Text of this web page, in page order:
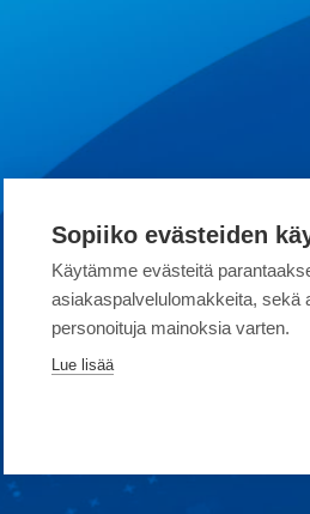
Sopiiko evästeiden
Käytämme evästeitä
asiakaspalvelulomakkeita, sekä
personoituja mainoksia varten.
Lue lisää